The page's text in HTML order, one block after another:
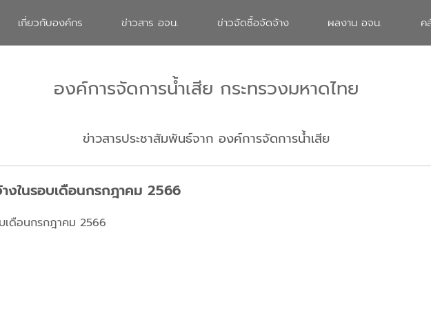
เกี่ยวกับองค์กร ข่าวสาร อจน. ข่าวจัดซื้อจัดจ้าง ผลงาน อจน. ค
องค์การจัดการน้ำเสีย กระทรวงมหาดไทย
ข่าวสารประชาสัมพันธ์จาก องค์การจัดการน้ำเสีย
งในรอบเดือนกรกฎาคม 2566
เดือนกรกฎาคม 2566